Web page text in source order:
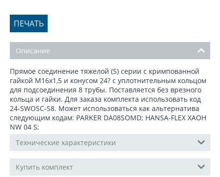
ПЕЧАТЬ
Описание
Прямое соединение тяжелой (S) серии c кримпованной
гайкой М16x1,5 и конусом 24? с уплотнительным кольцом
для подсоединения 8 трубы. Поставляется без врезного
кольца и гайки. Для заказа комплекта использовать код
24-SWOSС-S8. Может использоваться как альтернатива
следующим кодам: PARKER DA08SOMD; HANSA-FLEX XAOH
NW 04 S;
Технические характеристики
Купить комплект